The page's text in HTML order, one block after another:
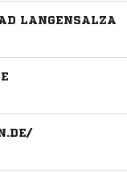
LANGENSALZA